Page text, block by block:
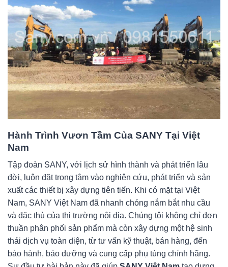
Hành Trình Vươn Tầm Của SANY Tại Việt
Nam
Tập đoàn SANY, với lịch sử hình thành và phát triển lâu
đời, luôn đặt trọng tâm vào nghiên cứu, phát triển và sản
xuất các thiết bị xây dựng tiên tiến. Khi có mặt tại Việt
Nam, SANY Việt Nam đã nhanh chóng nắm bắt nhu cầu
và đặc thù của thị trường nội địa. Chúng tôi không chỉ đơn
thuần phân phối sản phẩm mà còn xây dựng một hệ sinh
thái dịch vụ toàn diện, từ tư vấn kỹ thuật, bán hàng, đến
bảo hành, bảo dưỡng và cung cấp phụ tùng chính hãng.